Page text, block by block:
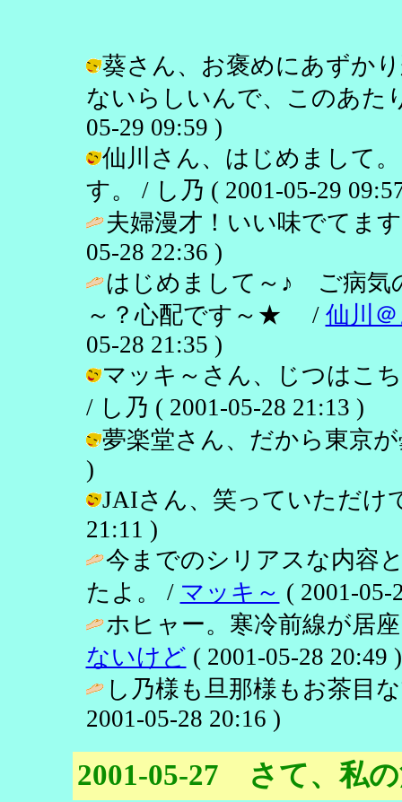
葵さん、お褒めにあずか
ないらしいんで、このあた
05-29 09:59 )
仙川さん、はじめまして
す。 / し乃 ( 2001-05-29
夫婦漫才！いい味でてま
05-28 22:36 )
はじめまして～♪ ご病気
～？心配です～★ / 仙川
05-28 21:35 )
マッキ～さん、じつはこ
/ し乃 ( 2001-05-28 21:13 )
夢楽堂さん、だから東京
)
JAIさん、笑っていただけ
21:11 )
今までのシリアスな内容
たよ。 / マッキ～ ( 2001-05-
ホヒャー。寒冷前線が居
ないけど ( 2001-05-28 20:49 )
し乃様も旦那様もお茶目
2001-05-28 20:16 )
2001-05-27 さて、私